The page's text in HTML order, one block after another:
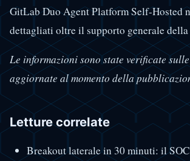
GitLab Duo Agent Platform Self-Hosted
dettagliati oltre il supporto generale
Le informazioni sono state verificate
aggiornate al momento della
Letture correlate
Breakout laterale in 30 minuti: il